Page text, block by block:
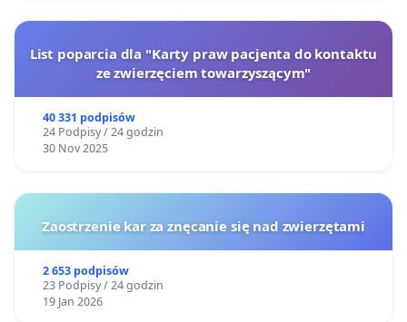
List poparcia dla "Karty praw pacjenta do kontaktu
ze zwierzęciem towarzyszącym"
40 331 podpisów
24 Podpisy / 24 godzin
30 Nov 2025
Zaostrzenie kar za znęcanie się nad zwierzętami
2 653 podpisów
23 Podpisy / 24 godzin
19 Jan 2026